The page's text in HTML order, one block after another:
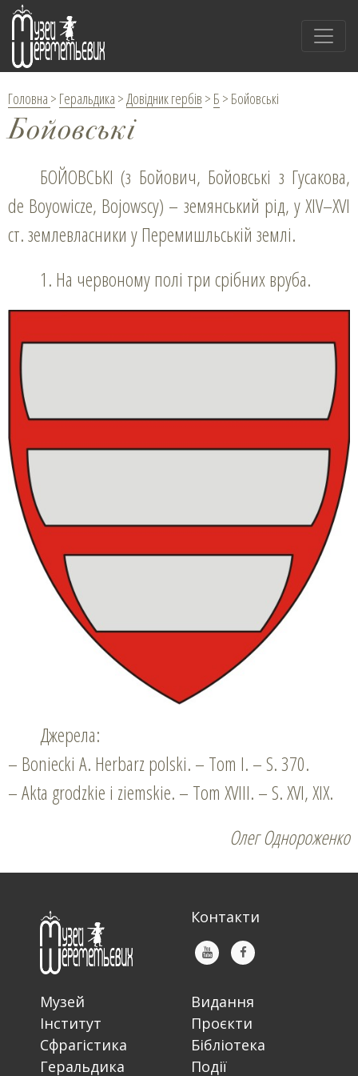
Головна > Геральдика >Довідник гербів > Б > Бойовські
Бойовські
БОЙОВСЬКІ (з Бойович, Бойовські з Гусакова,
de Boyowicze, Bojowscy) – земянський рід, у XІV–XVІ
ст. землевласники у Перемишльській землі.
1. На червоному полі три срібних вруба.
Джерела:
– Boniecki A. Herbarz polski. – Tom І. – S. 370.
– Akta grodzkie i ziemskie. – Tom XVIII. – S. XVI, ХІХ.
Олег Однороженко
Контакти
Музей
Інститут
Сфрагістика
Геральдика
Видання
Проєкти
Бібліотека
Події